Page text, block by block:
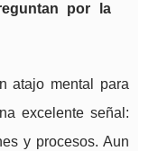
por la
atajo mental para
excelente señal:
y procesos. Aun